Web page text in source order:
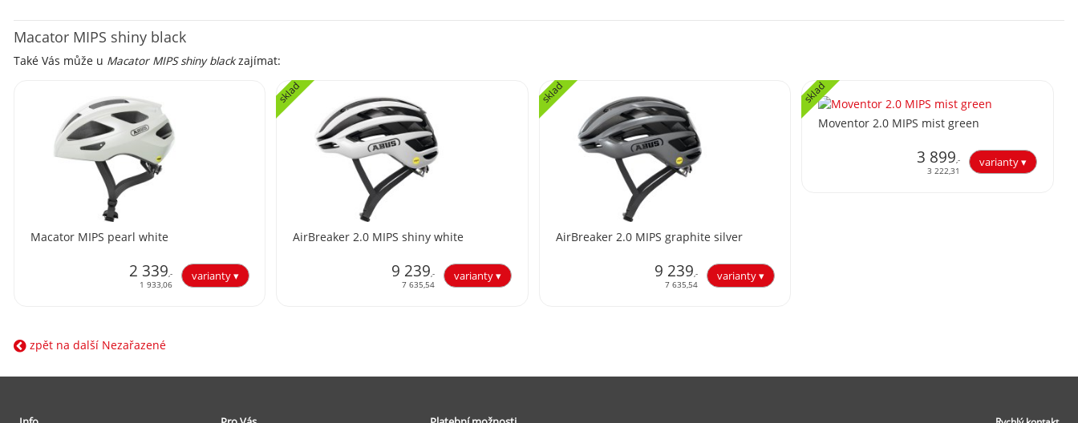
Macator MIPS shiny black
Také Vás může u Macator MIPS shiny blackzajímat:
Macator MIPS pearl white
2 339,-
1 933,06
AirBreaker 2.0 MIPS shiny white
sklad
9 239,-
7 635,54
AirBreaker 2.0 MIPS graphite silver
sklad
9 239,-
7 635,54
Moventor 2.0 MIPS mist green
sklad
3 899,-
3 222,31
zpět na další Nezařazené